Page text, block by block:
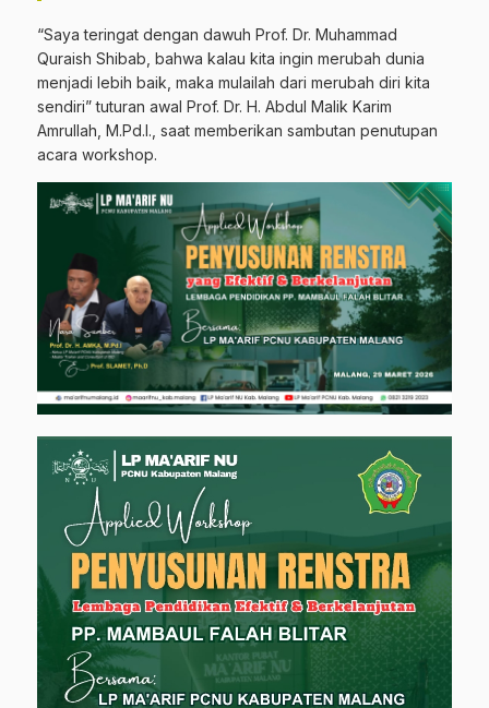
“Saya teringat dengan dawuh Prof. Dr. Muhammad
Quraish Shibab, bahwa kalau kita ingin merubah dunia
menjadi lebih baik, maka mulailah dari merubah diri kita
sendiri” tuturan awal Prof. Dr. H. Abdul Malik Karim
Amrullah, M.Pd.I., saat memberikan sambutan penutupan
acara workshop.